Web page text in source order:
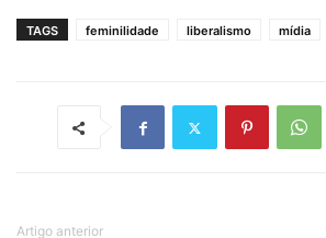
TAGS feminilidade liberalismo mídia
Artigo anterior